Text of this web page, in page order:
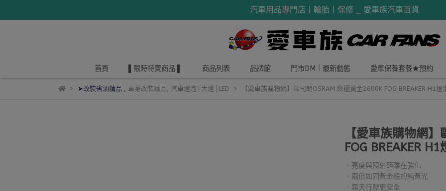
汽車用品專門店丨輪胎丨保修 _ 愛車族汽車百貨
首頁 ▌限時特賣商品 ▌ 商品列表 品牌館 門市DM｜最新動態 愛車保養套餐★預約
➤改裝省油精品 , 車身改裝精品, 汽車燈泡│大燈│LED 【愛車族購物網】歐司朗OSRAM 終極黃金2600K FOG BREAKER H1燈
【愛車族購物網
FOG BREAKER H1
．亮度與照射距離在強化
．兩倍如同黃金般的純黃光
．霧天行駛更安全